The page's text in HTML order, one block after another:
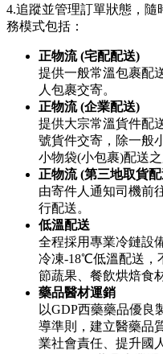
4.追蹤並管理訂單狀態，隨
務模式包括：
正物流 (宅配配送)
提供一般常溫包裹配
人包裹交寄。
正物流 (企業配送)
提供大宗常溫貨件配
號貨件交寄，除一般
小物袋(小包裹)配送之
正物流 (第三地取貨
由寄件人通知司機前
行配送。
低溫配送
全程採用專業冷鏈設
冷凍-18℃低溫配送，
節蔬果、餐飲烘焙食
藥品醫材運銷
以GDP西藥藥品優良
導準則，建立醫藥品
業社會責任、提升國